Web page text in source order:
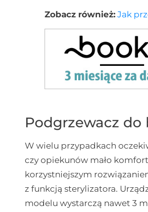
Zobacz również: Jak
Podgrzewacz do
W wielu przypadkach
czy opiekunów mało
korzystniejszym
z funkcją sterylizatora.
modelu wystarczą nawet 3